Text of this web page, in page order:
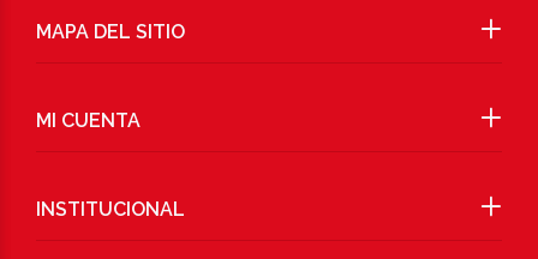
MAPA DEL SITIO
MI CUENTA
INSTITUCIONAL